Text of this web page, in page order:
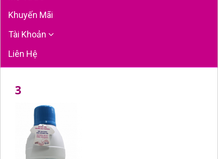
Khuyến Mãi
Tài Khoản
Liên Hệ
3